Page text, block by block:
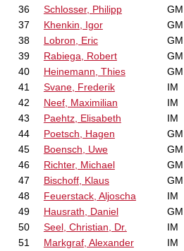
36
Schlosser, Philipp GM
37
Khenkin, Igor GM
38
Lobron, Eric GM
39
Rabiega, Robert GM
40
Heinemann, Thies GM
41
Svane, Frederik IM
42
Neef, Maximilian IM
43
Paehtz, Elisabeth IM
44
Poetsch, Hagen GM
45
Boensch, Uwe GM
46
Richter, Michael GM
47
Bischoff, Klaus GM
48
Feuerstack, Aljoscha IM
49
Hausrath, Daniel GM
50
Seel, Christian, Dr. IM
51
Markgraf, Alexander IM